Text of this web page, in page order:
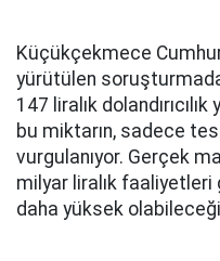
Küçükçekmece
yürütülen
147 liralık
bu miktarın, sadece
vurgulanıyor. Gerçek
milyar liralık faaliyetleri
daha yüksek